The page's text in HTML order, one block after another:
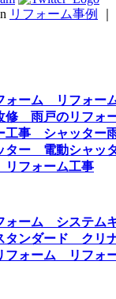
リフォーム事例